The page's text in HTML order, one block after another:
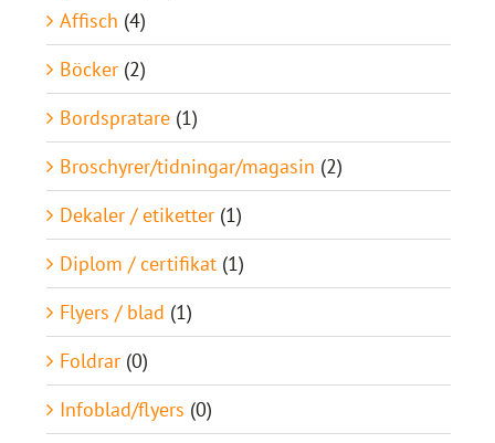
Affisch (4)
Böcker (2)
Bordspratare (1)
Broschyrer/tidningar/magasin (2)
Dekaler / etiketter (1)
Diplom / certifikat (1)
Flyers / blad (1)
Foldrar (0)
Infoblad/flyers (0)